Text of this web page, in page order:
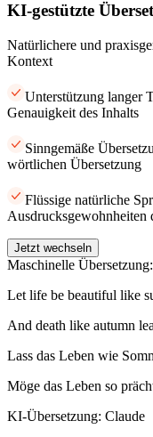
KI-gestützte
Natürlichere und
Kontext
Unterstützung langer
Genauigkeit des Inhalts
Sinngemäße
wörtlichen Übersetzung
Flüssige natürliche
Ausdrucksgewohnheiten
Jetzt wechseln
Maschinelle
Let life be beautiful like
And death like autumn
Lass das Leben wie
Möge das Leben so
KI-Übersetzung: Claude